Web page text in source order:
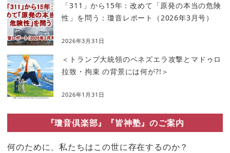
「311」から15年：改めて「原発の本当の危険
性」を問う：瓊音レポート（2026年3月号）
2026年3月31日
＜トランプ大統領のベネズエラ攻撃とマドゥロ
拉致・拘束 の背景には何が?!＞
2026年1月31日
『瓊音倶楽部』『皆神塾』のご案内
何のために、私たちはこの世に存在するのか？